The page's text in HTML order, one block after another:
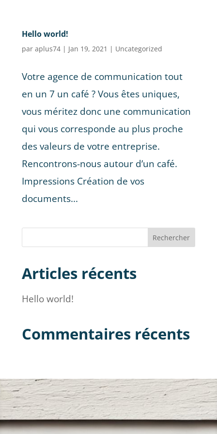
Hello world!
par aplus74| Jan 19, 2021 | Uncategorized
Votre agence de communication tout
en un 7 un café ? Vous êtes uniques,
vous méritez donc une communication
qui vous corresponde au plus proche
des valeurs de votre entreprise.
Rencontrons-nous autour d’un café.
Impressions Création de vos
documents...
Articles récents
Hello world!
Commentaires récents